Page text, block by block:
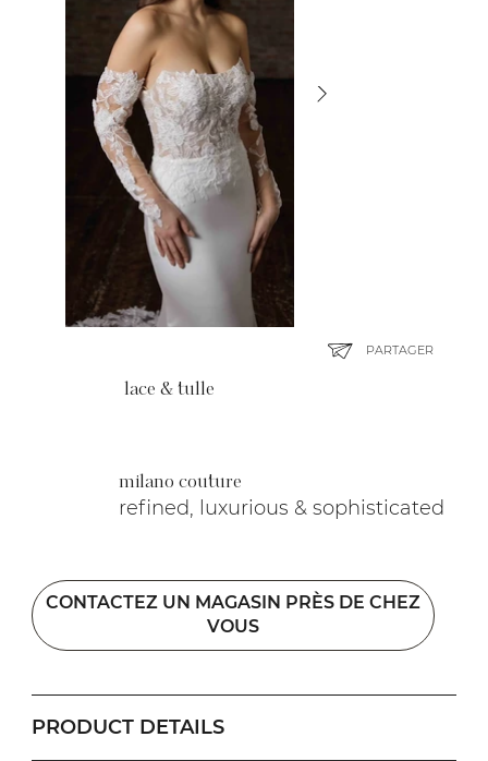
lace & tulle
milano couture
refined, luxurious & sophisticated
CONTACTEZ UN MAGASIN PRÈS DE CHEZ
VOUS
PARTAGER
PRODUCT DETAILS